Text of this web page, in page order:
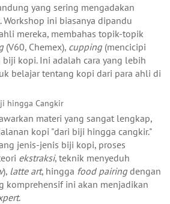
yang sering mengadakan
ini biasanya dipandu
mereka, membahas topik-topik
(V60, Chemex), cupping(mencicipi
kopi. Ini adalah cara yang lebih
belajar tentang kopi dari para ahli di
hingga Cangkir
materi yang sangat lengkap,
kopi "dari biji hingga cangkir."
jenis-jenis biji kopi, proses
ekstraksi, teknik menyeduh
), latte art, hingga food pairingdengan
komprehensif ini akan menjadikan
.